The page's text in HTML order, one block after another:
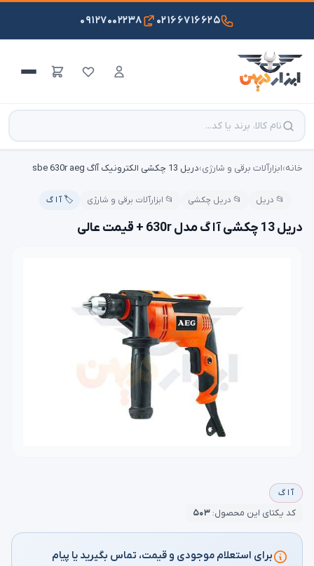
۰۲۱۶۶۷۱۶۶۲۵ ۰۹۱۲۷۰۰۲۲۳۸
خانه›ابزارآلات برقی و شارژی›دریل 13 چکشی الکترونیک آاگ sbe 630r aeg
📂 دریل 📂 دریل چکشی 📂 ابزارآلات برقی و شارژی 🏷️ آ ا گ
دریل 13 چکشی آ ا گ مدل 630r + قیمت عالی
آ ا گ
کد یکتای این محصول: ۵۰۳
برای استعلام موجودی و قیمت، تماس بگیرید یا پیام